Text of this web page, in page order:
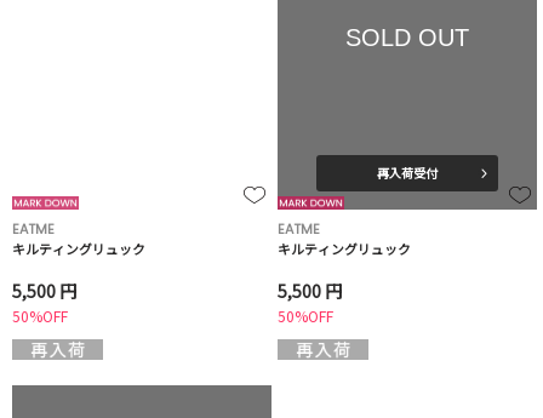
EATME
キルティングリュック
5,500 円
50%OFF
SOLD OUT
再入荷受付
EATME
キルティングリュック
5,500 円
50%OFF